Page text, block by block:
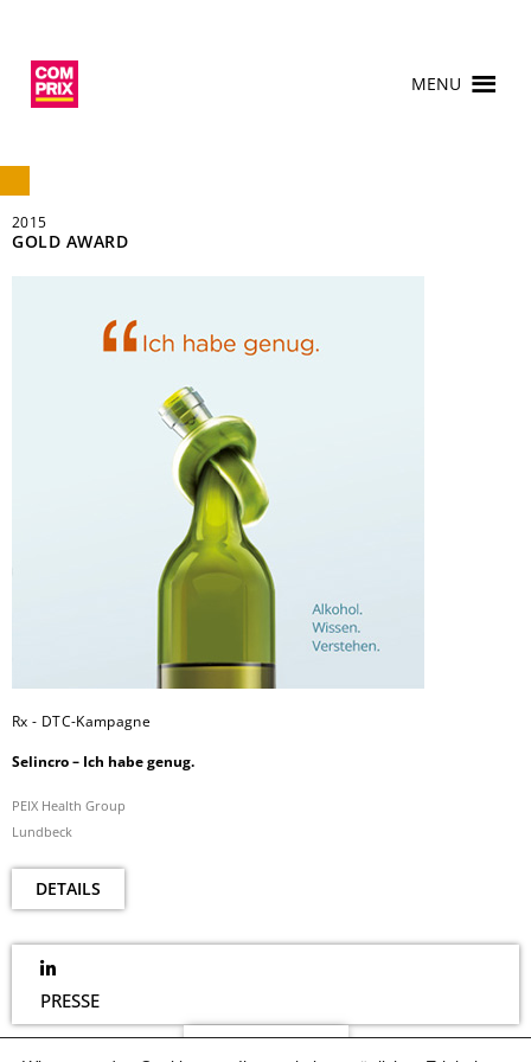
MENU
2015
GOLD AWARD
Rx - DTC-Kampagne
Selincro – Ich habe genug.
PEIX Health Group
Lundbeck
DETAILS
PRESSE